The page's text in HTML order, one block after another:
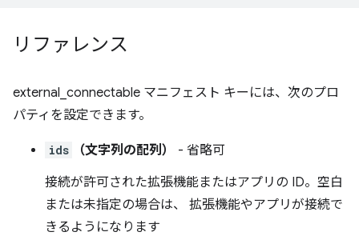
リファレンス
external_connectable マニフェスト キーには、次のプロ
パティを設定できます。
ids （文字列の配列）
- 省略可
接続が許可された拡張機能またはアプリの ID。空白
または未指定の場合は、 拡張機能やアプリが接続で
きるようになります